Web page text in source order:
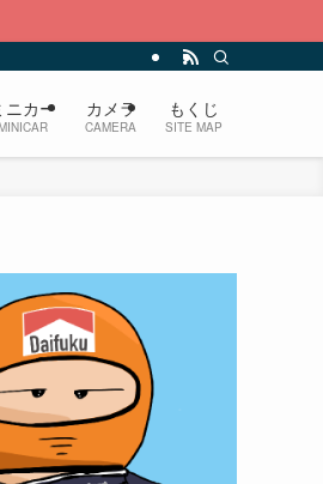
ニカー カメラ
CAMERA
もくじ
SITE MAP